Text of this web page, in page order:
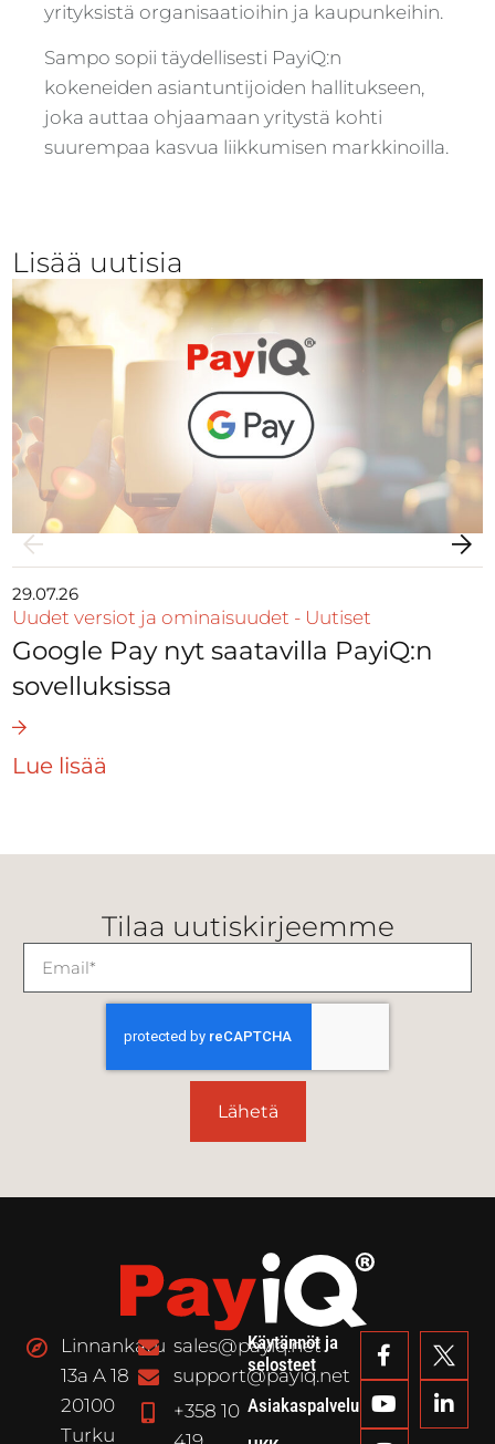
yrityksistä organisaatioihin ja kaupunkeihin.
Sampo sopii täydellisesti PayiQ:n
kokeneiden asiantuntijoiden hallitukseen,
joka auttaa ohjaamaan yritystä kohti
suurempaa kasvua liikkumisen markkinoilla.
Lisää uutisia
29.07.26
Uudet versiot ja ominaisuudet - Uutiset
Google Pay nyt saatavilla PayiQ:n
sovelluksissa
Lue lisää
Tilaa uutiskirjeemme
Lähetä
Linnankatu
13a A 18
20100
Turku
sales@payiq.net
support@payiq.net
+358 10
Käytännöt ja
selosteet
Asiakaspalvelu